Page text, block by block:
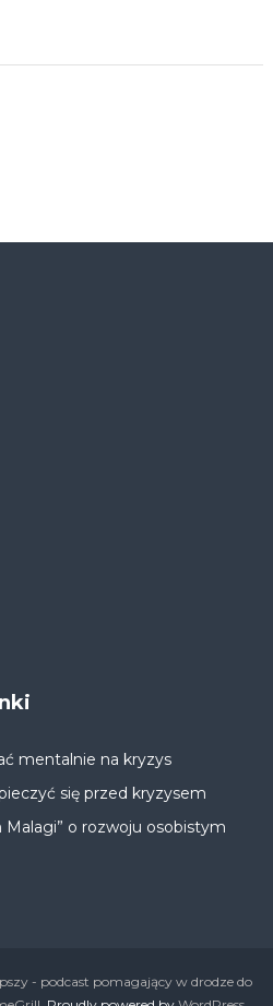
mentalnie na kryzys
się przed kryzysem
Malagi” o rozwoju osobistym
- podcast pomagający w drodze do